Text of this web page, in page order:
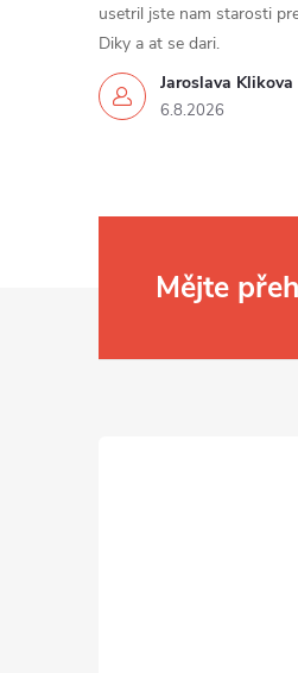
Jaroslava Klikova
6.8.2026
usetril jste nam starosti
Diky a at se dari.
Mějte